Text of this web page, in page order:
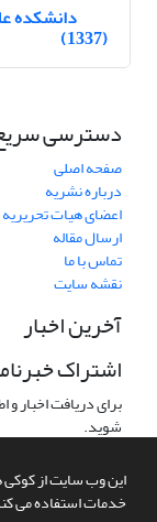
این وب سایت از کوکی
خدمات استفاده می
دانشکده
(1337)
دسترسی
صفحه اصلی
درباره نشریه
اعضای هیات تحریریه
ارسال مقاله
تماس با ما
نقشه سایت
آخرین اخبار
اشتراک
برای دریافت اخبار
شوید.